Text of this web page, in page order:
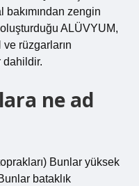
zengin
oluşturduğu ALÜVYUM,
rüzgarların
dahildir.
ne ad
Bunlar yüksek
bataklık